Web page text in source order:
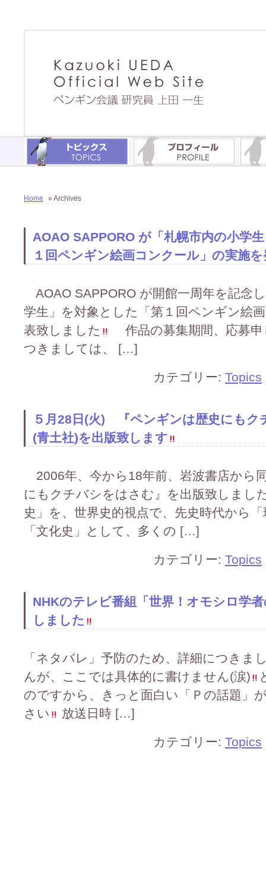
Home » Archives
AOAO SAPPORO が「札幌市内の小学
１回ペンギン絵画コンクール」の実施
AOAO SAPPORO が開館一周年を記念
学生」を対象とした「第１回ペンギン絵
表致しました
作品の募集期間、応募申
つきましては、 […]
カテゴリー: Topics
５月28日(火) 『ペンギンは歴史にも
(青土社)を出版致します
2006年、今から18年前、岩波書店から
にもクチバシをはさむ』を出版致しまし
史」を、世界史的視点で、先史時代から
「文化史」として、多くの […]
カテゴリー: Topics
NHKのテレビ番組「世界！オモシロ学
しました
「ネタバレ」予防のため、詳細につきま
んが、ここでは具体的に書けません(涙)
のですから、きっと面白い「Ｐの話題」
さい
放送日時 […]
カテゴリー: Topics